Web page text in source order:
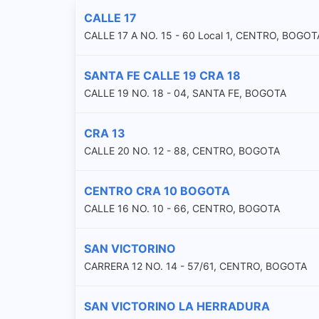
CALLE 17
CALLE 17 A NO. 15 - 60 Local 1, CENTRO,
SANTA FE CALLE 19 CRA 18
CALLE 19 NO. 18 - 04, SANTA FE, BOGOTA
CRA 13
CALLE 20 NO. 12 - 88, CENTRO, BOGOTA
CENTRO CRA 10 BOGOTA
CALLE 16 NO. 10 - 66, CENTRO, BOGOTA
SAN VICTORINO
CARRERA 12 NO. 14 - 57/61, CENTRO, BOGOTA
SAN VICTORINO LA HERRADURA